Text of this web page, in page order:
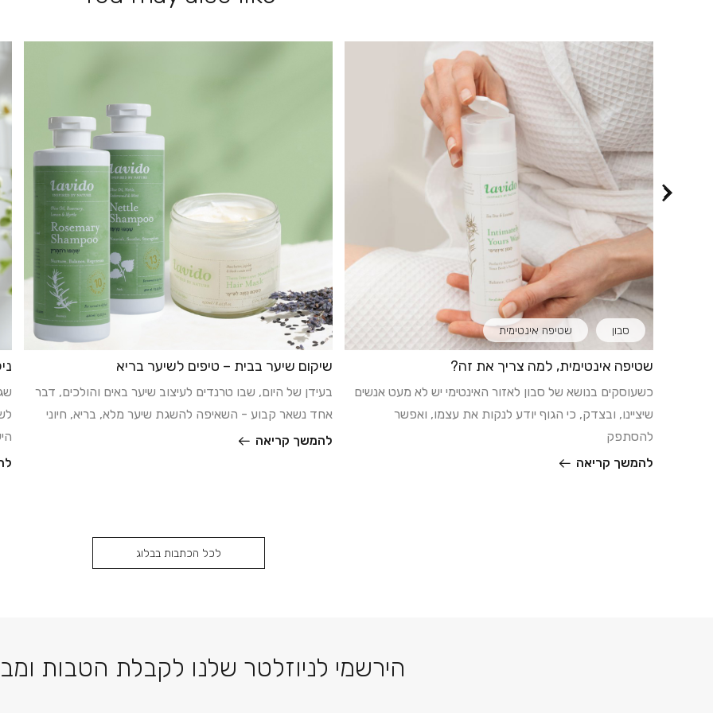
סבון שטיפה אינטימית
שטיפה אינטימית, למה צריך את זה?
כשעוסקים בנושא של סבון לאזור האינטימי יש לא מעט אנשים
שיציינו, ובצדק, כי הגוף יודע לנקות את עצמו, ואפשר
להסתפק
להמשך קריאה
שיקום שיער בבית – טיפים לשיער בריא
בעידן של היום, שבו טרנדים לעיצוב שיער באים והולכים, דבר
אחד נשאר קבוע - השאיפה להשגת שיער מלא, בריא, חיוני
להמשך קריאה
לכל הכתבות בבלוג
הירשמי לניוזלטר שלנו לקבלת הטבות
דוא׳׳ל